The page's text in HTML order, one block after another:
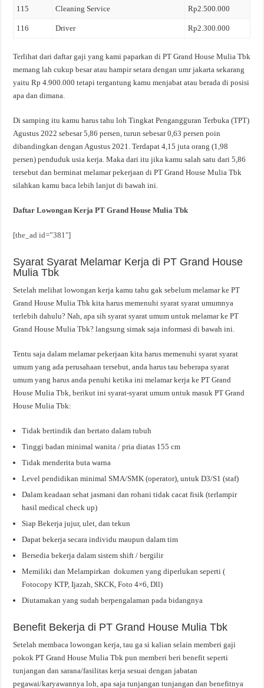
115 Cleaning Service Rp2.500.000
116 Driver Rp2.300.000
Terlihat dari daftar gaji yang kami paparkan di PT Grand House Mulia Tbk
memang lah cukup besar atau hampir setara dengan umr jakarta sekarang
yaitu Rp 4.900.000 tetapi tergantung kamu menjabat atau berada di posisi
apa dan dimana.
Di samping itu kamu harus tahu loh Tingkat Pengangguran Terbuka (TPT)
Agustus 2022 sebesar 5,86 persen, turun sebesar 0,63 persen poin
dibandingkan dengan Agustus 2021. Terdapat 4,15 juta orang (1,98
persen) penduduk usia kerja. Maka dari itu jika kamu salah satu dari 5,86
tersebut dan berminat melamar pekerjaan di PT Grand House Mulia Tbk
silahkan kamu baca lebih lanjut di bawah ini.
Daftar Lowongan Kerja PT Grand House Mulia Tbk
[the_ad id=”381″]
Syarat Syarat Melamar Kerja di PT Grand House
Mulia Tbk
Setelah melihat lowongan kerja kamu tahu gak sebelum melamar ke PT
Grand House Mulia Tbk kita harus memenuhi syarat syarat umumnya
terlebih dahulu? Nah, apa sih syarat syarat umum untuk melamar ke PT
Grand House Mulia Tbk? langsung simak saja informasi di bawah ini.
Tentu saja dalam melamar pekerjaan kita harus memenuhi syarat syarat
umum yang ada perusahaan tersebut, anda harus tau beberapa syarat
umum yang harus anda penuhi ketika ini melamar kerja ke PT Grand
House Mulia Tbk, berikut ini syarat-syarat umum untuk masuk PT Grand
House Mulia Tbk:
Tidak bertindik dan bertato dalam tubuh
Tinggi badan minimal wanita / pria diatas 155 cm
Tidak menderita buta warna
Level pendidikan minimal SMA/SMK (operator), untuk D3/S1 (staf)
Dalam keadaan sehat jasmani dan rohani tidak cacat fisik (terlampir
hasil medical check up)
Siap Bekerja jujur, ulet, dan tekun
Dapat bekerja secara individu maupun dalam tim
Bersedia bekerja dalam sistem shift / bergilir
Memiliki dan Melampirkan dokumen yang diperlukan seperti (
Fotocopy KTP, Ijazah, SKCK, Foto 4×6, Dll)
Diutamakan yang sudah berpengalaman pada bidangnya
Benefit Bekerja di PT Grand House Mulia Tbk
Setelah membaca lowongan kerja, tau ga si kalian selain memberi gaji
pokok PT Grand House Mulia Tbk pun memberi beri benefit seperti
tunjangan dan sarana/fasilitas kerja sesuai dengan jabatan
pegawai/karyawannya loh, apa saja tunjangan tunjangan dan benefitnya